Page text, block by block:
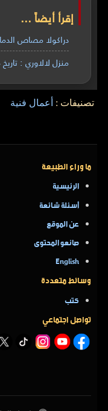
إقرأ أيضاً ...
دراكولا مصاص
منزل لالاوري :
تصنيفات : أعمال فنية
ما وراء الطبيعة
الرئيسية
أسئلة شائعة
عن الموقع
صانعو المحتوى
English
وسائط متعددة
كتب
تواصل اجتماعي